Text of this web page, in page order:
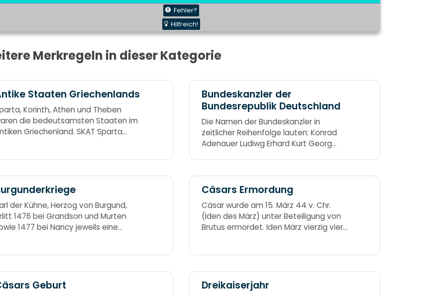
Fehler?
Hilfreich!
Merkregeln in dieser Kategorie
Staaten Griechenlands
Korinth, Athen und Theben
die bedeutsamsten Staaten im
Griechenland. SKAT Sparta
Bundeskanzler der
Bundesrepublik Deutschland
Die Namen der Bundeskanzler in
zeitlicher Reihenfolge lauten: Konrad
Adenauer Ludiwg Erhard Kurt Georg
der Kühne, Herzog von Burgund,
1476 bei Grandson und Murten
1477 bei Nancy jeweils eine
Murten den Mut, bei Nancy das Blut.
Cäsars Ermordung
Cäsar wurde am 15. März 44 v. Chr.
(Iden des März) unter Beteiligung von
Brutus ermordet. Iden März vierzig vier
Geburt Dreikaiserjahr